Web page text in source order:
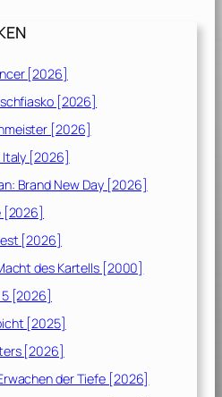
[2026]
[2026]
[2026]
Italy [2026]
Brand New Day [2026]
[2026]
des Kartells [2000]
[2026]
[2025]
[2026]
der Tiefe [2026]